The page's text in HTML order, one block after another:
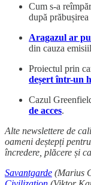
Cum s-a
după
Aragazul ar
din cauza
Proiectul prin
deșert într-un
Cazul
de acces.
Alte newslettere de
oameni deștepți
încredere, plăcere și
Savantgarde (Marius